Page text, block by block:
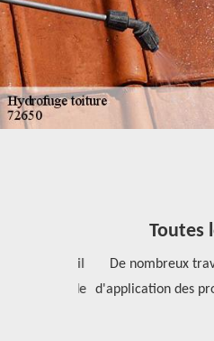
Toutes
De nombreux
d'application des